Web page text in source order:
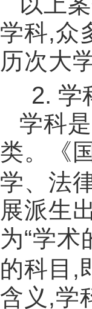
学科,众
历次大
2. 学
学科
类。《
学、法
展派生
为“学术
的科目 ,
含义 ,学